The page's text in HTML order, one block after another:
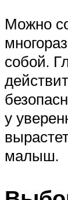
Можно
собой.
у
малыш.